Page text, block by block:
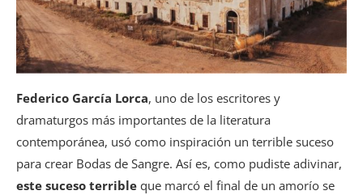
Federico García Lorca, uno de los escritores y
dramaturgos más importantes de la literatura
contemporánea, usó como inspiración un terrible suceso
para crear Bodas de Sangre. Así es, como pudiste adivinar,
este suceso terrible que marcó el final de un amorío se